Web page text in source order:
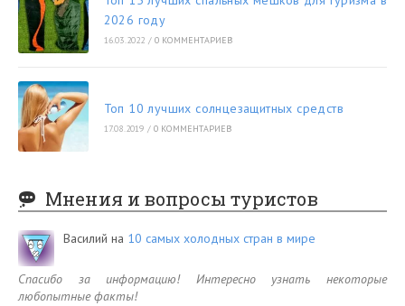
2026 году
16.03.2022 / 0 КОММЕНТАРИЕВ
Топ 10 лучших солнцезащитных средств
17.08.2019 / 0 КОММЕНТАРИЕВ
Мнения и вопросы туристов
Василий на 10 самых холодных стран в мире
Спасибо за информацию! Интересно узнать некоторые
любопытные факты!